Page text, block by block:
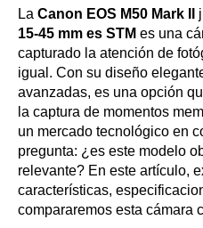
La Canon EOS M50 Mark II
15-45 mm es STM es una
capturado la atención de
igual. Con su diseño
avanzadas, es una opción
la captura de momentos
un mercado tecnológico en
pregunta: ¿es este modelo
relevante? En este artículo,
características,
compararemos esta cámara